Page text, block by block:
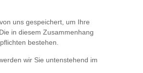
uns gespeichert, um Ihre
in diesem Zusammenhang
bestehen.
wir Sie untenstehend im